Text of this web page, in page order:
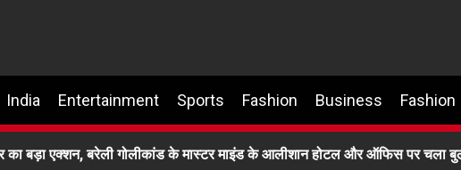
India Entertainment Sports Fashion Business Fashion
बड़ा एक्शन, बरेली गोलीकांड के मास्टर माइंड के आलीशान होटल और ऑफिस पर चला